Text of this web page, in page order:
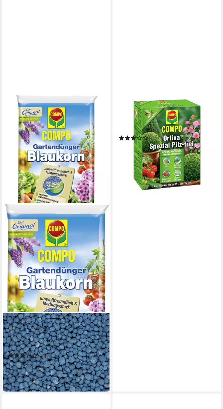
COMPO
Gemüsedünger Compo
Blaukorn NovaTec 3 kg
(2)
10,14 €
(3,38 €/ 1 kg)
in 4-5 Werktagen bei dir
COMPO
Pflanzendünger COMPO
Ortiva Spezial Pilzfrei B4
20ml
(1)
17,70 €
(885,00 €/ 1 l)
in 5-6 Werktagen bei dir